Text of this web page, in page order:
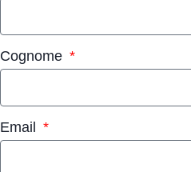
Cognome
Email